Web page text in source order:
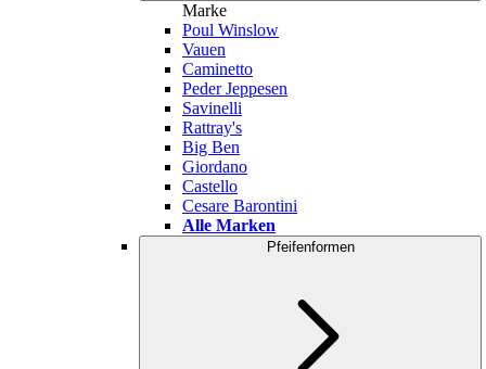
Marke
Poul Winslow
Vauen
Caminetto
Peder Jeppesen
Savinelli
Rattray's
Big Ben
Giordano
Castello
Cesare Barontini
Alle Marken
Pfeifenformen